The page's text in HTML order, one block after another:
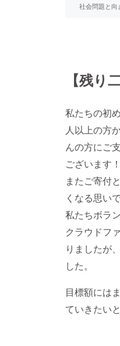
社会問題と向
【残り
私たちの初
人以上の方
んの方にご
ございます！
またご寄付
くなる思い
私たちボラ
クラウドフ
りましたが
した。
目標額には
ていきたい